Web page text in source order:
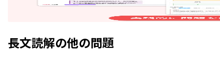
長文読解の他の問題